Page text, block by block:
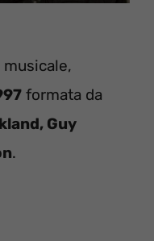
formata da
Guy
.